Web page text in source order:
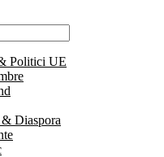
Politici UE
Diaspora